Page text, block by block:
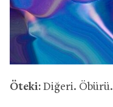
Öteki: Diğeri. Öbürü.